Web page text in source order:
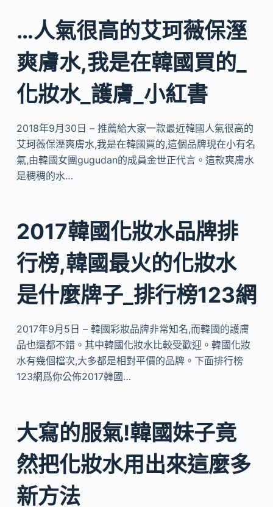
…人氣很高的艾珂薇保溼
爽膚水,我是在韓國買的_
化妝水_護膚_小紅書
2018年9月30日 – 推薦給大家一款最近韓國人氣很高的
艾珂薇保溼爽膚水,我是在韓國買的,這個品牌現在小有名
氣,由韓國女團gugudan的成員金世正代言。這款爽膚水
是稠稠的水…
2017韓國化妝水品牌排
行榜,韓國最火的化妝水
是什麼牌子_排行榜123網
2017年9月5日 – 韓國彩妝品牌非常知名,而韓國的護膚
品也還都不錯。其中韓國化妝水比較受歡迎。韓國化妝
水有幾個檔次,大多都是相對平價的品牌。下面排行榜
123網爲你公佈2017韓國…
大寫的服氣!韓國妹子竟
然把化妝水用出來這麼多
新方法